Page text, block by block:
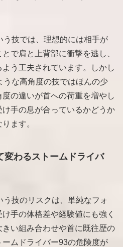
う技では、理想的には相手が
で肩と上背部に衝撃を逃し、
う工夫されています。しかし
うな高角度の技ではほんの少
の違いが首への荷重を増やし
手の息が合っているかどうか
ます。
変わるストームドライバ
技のリスクは、単純なフォ
手の体格差や経験値にも強く
い組み合わせや首に既往歴の
ムドライバー93の危険度が